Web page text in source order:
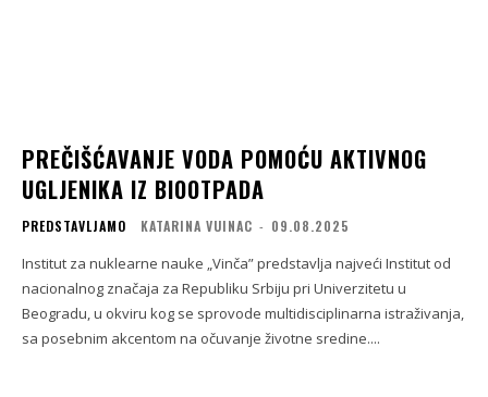
PREČIŠĆAVANJE VODA POMOĆU AKTIVNOG
UGLJENIKA IZ BIOOTPADA
PREDSTAVLJAMO KATARINA VUINAC - 09.08.2025
Institut za nuklearne nauke „Vinča” predstavlja najveći Institut od
nacionalnog značaja za Republiku Srbiju pri Univerzitetu u
Beogradu, u okviru kog se sprovode multidisciplinarna istraživanja,
sa posebnim akcentom na očuvanje životne sredine....